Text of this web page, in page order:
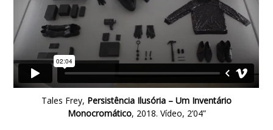
Tales Frey, Persistência Ilusória – Um Inventário
Monocromático, 2018. Vídeo, 2’04”